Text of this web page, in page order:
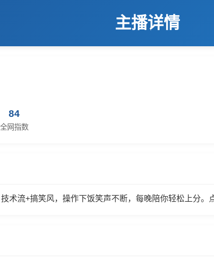
主播详情
84
全网指数
术流+搞笑风，操作下饭笑声不断，每晚陪你轻松上分。